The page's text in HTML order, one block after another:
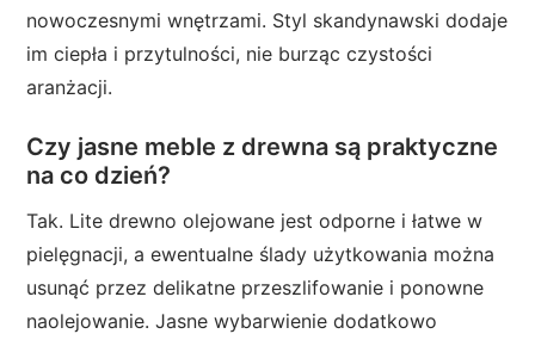
nowoczesnymi wnętrzami. Styl skandynawski dodaje
im ciepła i przytulności, nie burząc czystości
aranżacji.
Czy jasne meble z drewna są praktyczne
na co dzień?
Tak. Lite drewno olejowane jest odporne i łatwe w
pielęgnacji, a ewentualne ślady użytkowania można
usunąć przez delikatne przeszlifowanie i ponowne
naolejowanie. Jasne wybarwienie dodatkowo